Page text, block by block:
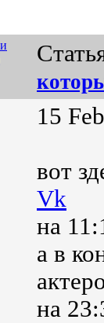
15
вот
Vk
на
а в
на